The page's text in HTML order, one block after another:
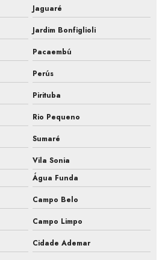
em campinas
em sp
Jaguaré
Jardim Bonfiglioli
Pacaembú
Perús
Pirituba
Rio Pequeno
Sumaré
Vila Sonia
Água Funda
Campo Belo
Campo Limpo
Cidade Ademar